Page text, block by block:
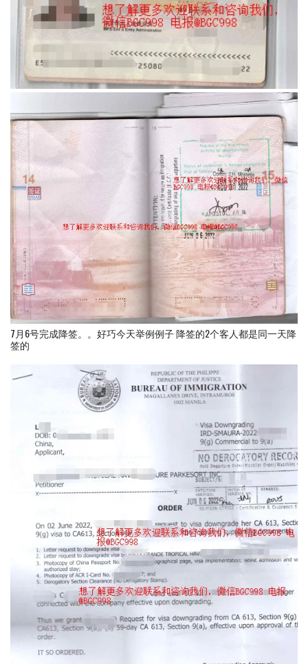
7月6号完成降签。。好巧今天举例例子 降签的2个客人都是同一天降
签的